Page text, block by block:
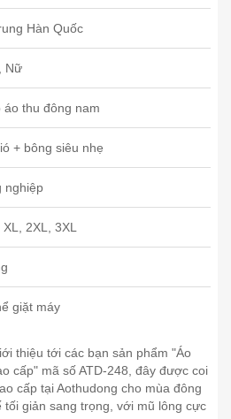
Hàn Quốc
Nữ
áo thu đông nam
+ bông siêu nhẹ
nghiệp
2XL, 3XL
giặt máy
thiệu tới các bạn sản phẩm "Áo
cấp" mã số ATD-248, đây được coi
cấp tại Aothudong cho mùa đông
tối giản sang trọng, với mũ lông cực